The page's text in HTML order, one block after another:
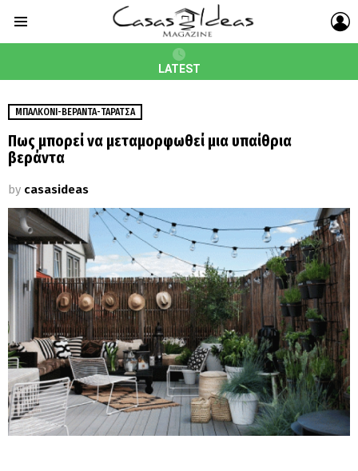
LATEST
MΠΑΛΚΌΝΙ-ΒΕΡΆΝΤΑ-ΤΑΡΆΤΣΑ
Πως μπορεί να μεταμορφωθεί μια υπαίθρια
βεράντα
by casasideas